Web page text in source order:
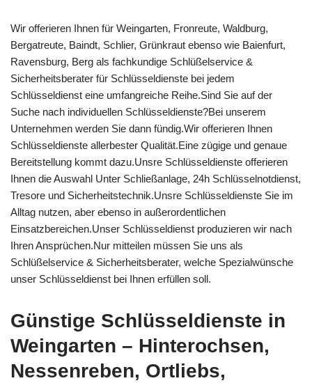
Wir offerieren Ihnen für Weingarten, Fronreute, Waldburg,
Bergatreute, Baindt, Schlier, Grünkraut ebenso wie Baienfurt,
Ravensburg, Berg als fachkundige Schlüßelservice &
Sicherheitsberater für Schlüsseldienste bei jedem
Schlüsseldienst eine umfangreiche Reihe.Sind Sie auf der
Suche nach individuellen Schlüsseldienste?Bei unserem
Unternehmen werden Sie dann fündig.Wir offerieren Ihnen
Schlüsseldienste allerbester Qualität.Eine zügige und genaue
Bereitstellung kommt dazu.Unsre Schlüsseldienste offerieren
Ihnen die Auswahl Unter Schließanlage, 24h Schlüsselnotdienst,
Tresore und Sicherheitstechnik.Unsre Schlüsseldienste Sie im
Alltag nutzen, aber ebenso in außerordentlichen
Einsatzbereichen.Unser Schlüsseldienst produzieren wir nach
Ihren Ansprüchen.Nur mitteilen müssen Sie uns als
Schlüßelservice & Sicherheitsberater, welche Spezialwünsche
unser Schlüsseldienst bei Ihnen erfüllen soll.
Günstige Schlüsseldienste in
Weingarten – Hinterochsen,
Nessenreben, Ortliebs,